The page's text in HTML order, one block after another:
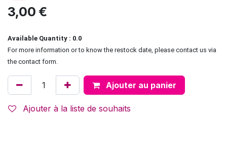
3,00 €
Available Quantity : 0.0
For more information or to know the restock date, please contact us via
the contact form.
Ajouter au panier
Ajouter à la liste de souhaits